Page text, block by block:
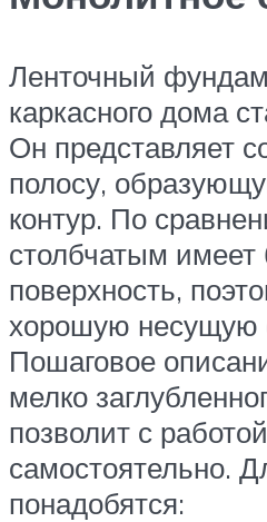
Ленточный
каркасного дома
Он представляет
полосу,
контур. По
столбчатым
поверхность,
хорошую несущую
Пошаговое
мелко
позволит с
самостоятельно.
понадобятся: